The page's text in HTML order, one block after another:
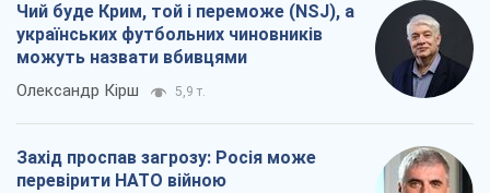
Чий буде Крим, той і переможе (NSJ), а
українських футбольних чиновників
можуть назвати вбивцями
Олександр Кірш 5,9 т.
Захід проспав загрозу: Росія може
перевірити НАТО війною